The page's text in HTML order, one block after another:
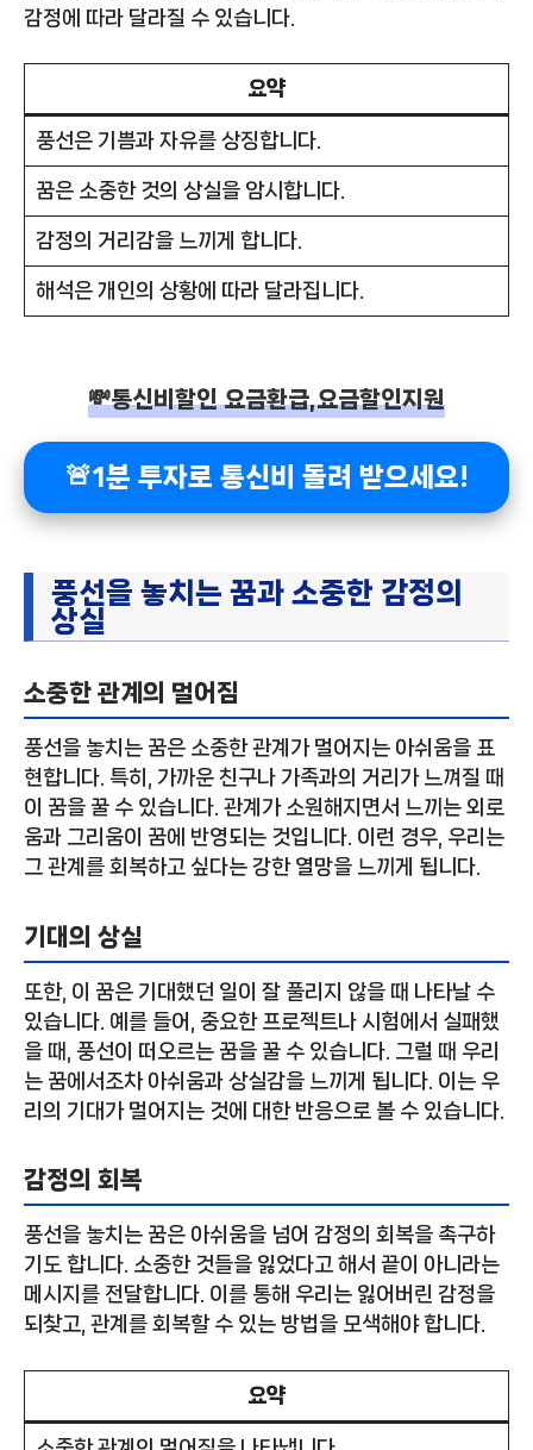
감정에 따라 달라질 수 있습니다.
요약
풍선은 기쁨과 자유를 상징합니다.
꿈은 소중한 것의 상실을 암시합니다.
감정의 거리감을 느끼게 합니다.
해석은 개인의 상황에 따라 달라집니다.
💸통신비할인 요금환급,요금할인지원
🚨1분 투자로 통신비 돌려 받으세요!
풍선을 놓치는 꿈과 소중한 감정의
상실
소중한 관계의 멀어짐
풍선을 놓치는 꿈은 소중한 관계가 멀어지는 아쉬움을 표
현합니다. 특히, 가까운 친구나 가족과의 거리가 느껴질 때
이 꿈을 꿀 수 있습니다. 관계가 소원해지면서 느끼는 외로
움과 그리움이 꿈에 반영되는 것입니다. 이런 경우, 우리는
그 관계를 회복하고 싶다는 강한 열망을 느끼게 됩니다.
기대의 상실
또한, 이 꿈은 기대했던 일이 잘 풀리지 않을 때 나타날 수
있습니다. 예를 들어, 중요한 프로젝트나 시험에서 실패했
을 때, 풍선이 떠오르는 꿈을 꿀 수 있습니다. 그럴 때 우리
는 꿈에서조차 아쉬움과 상실감을 느끼게 됩니다. 이는 우
리의 기대가 멀어지는 것에 대한 반응으로 볼 수 있습니다.
감정의 회복
풍선을 놓치는 꿈은 아쉬움을 넘어 감정의 회복을 촉구하
기도 합니다. 소중한 것들을 잃었다고 해서 끝이 아니라는
메시지를 전달합니다. 이를 통해 우리는 잃어버린 감정을
되찾고, 관계를 회복할 수 있는 방법을 모색해야 합니다.
요약